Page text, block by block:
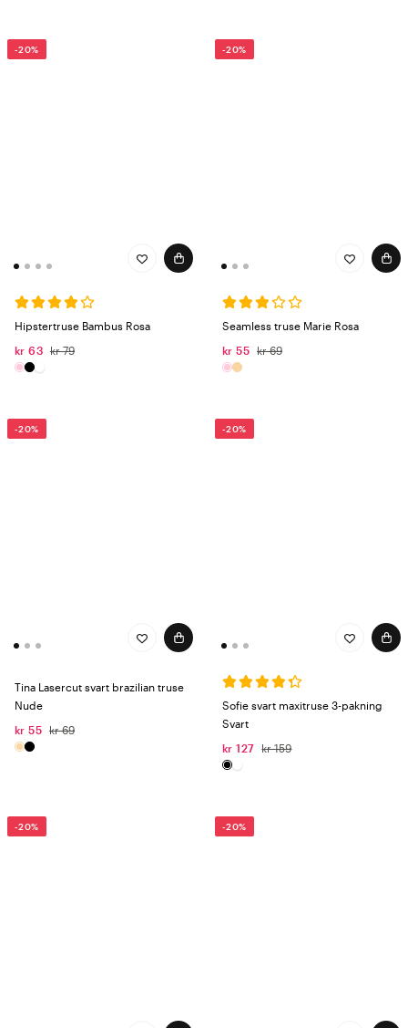
-20%
Hipstertruse Bambus Rosa
kr 63 kr 79
-20%
Seamless truse Marie Rosa
kr 55 kr 69
-20%
Tina Lasercut svart brazilian truse
Nude
kr 55 kr 69
-20%
Sofie svart maxitruse 3-pakning
Svart
kr 127
kr 159
-20% -20%